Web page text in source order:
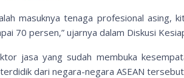
masuknya tenaga profesional
70 persen,” ujarnya dalam Diskusi
jasa yang sudah membuka
dari negara-negara ASEAN